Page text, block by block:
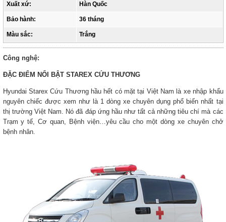
Xuất xứ: Hàn Quốc
Bảo hành: 36 tháng
Màu sắc: Trắng
Công nghệ:
ĐẶC ĐIỂM NỔI BẬT STAREX CỨU THƯƠNG
Hyundai Starex Cứu Thương hầu hết có mặt tại Việt Nam là xe nhập khẩu
nguyên chiếc được xem như là 1 dòng xe chuyên dụng phổ biến nhất tại
thị trường Việt Nam. Nó đã đáp ứng hầu như tất cả những tiêu chí mà các
Trạm y tế, Cơ quan, Bệnh viện…yêu cầu cho một dòng xe chuyên chở
bệnh nhân.